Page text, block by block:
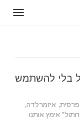
בלי להשתמש
איזמרלדה,
אימץ אותנו